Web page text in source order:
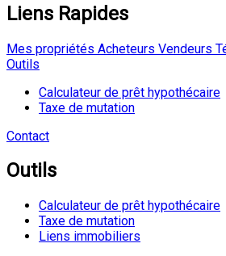
Liens Rapides
Mes propriétés Acheteurs Vendeurs
Outils
Calculateur de prêt hypothécaire
Taxe de mutation
Contact
Outils
Calculateur de prêt hypothécaire
Taxe de mutation
Liens immobiliers